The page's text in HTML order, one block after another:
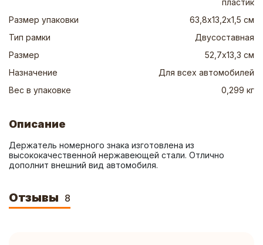
пластик
Размер упаковки
63,8х13,2х1,5 см
Тип рамки
Двусоставная
Размер
52,7х13,3 см
Назначение
Для всех автомобилей
Вес в упаковке
0,299 кг
Описание
Держатель номерного знака изготовлена из
высококачественной нержавеющей стали. Отлично
дополнит внешний вид автомобиля.
Отзывы 8